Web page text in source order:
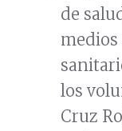
de
los
Cruz